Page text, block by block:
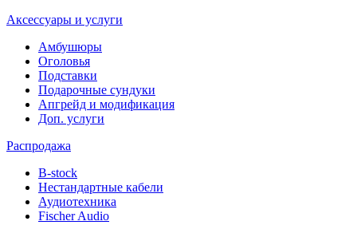
Аксессуары и услуги
Амбушюры
Оголовья
Подставки
Подарочные сундуки
Апгрейд и модификация
Доп. услуги
Распродажа
B-stock
Нестандартные кабели
Аудиотехника
Fischer Audio